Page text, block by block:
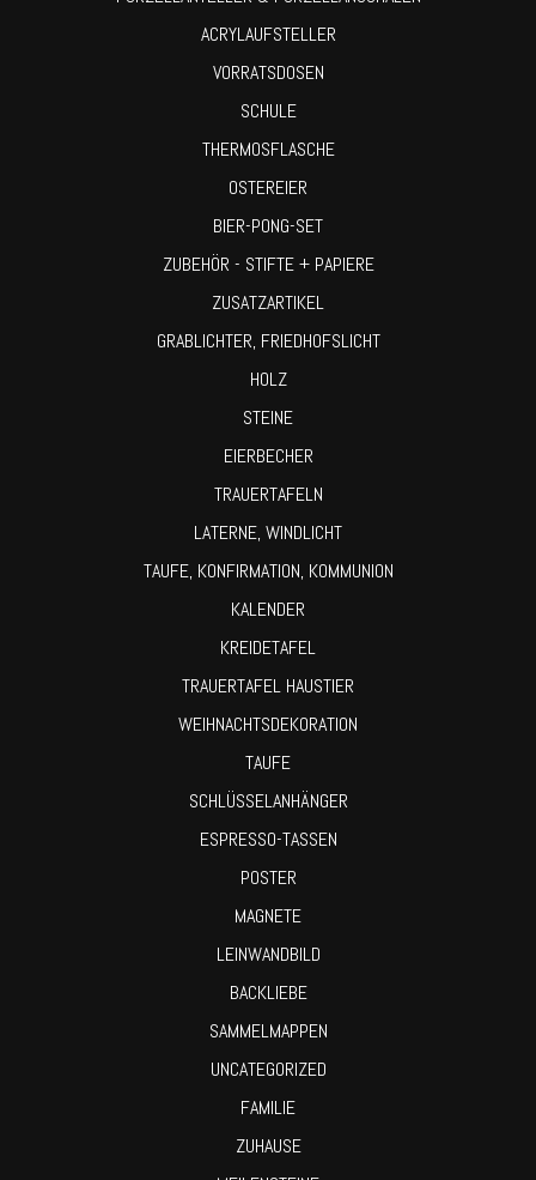
ACRYLAUFSTELLER
VORRATSDOSEN
SCHULE
THERMOSFLASCHE
OSTEREIER
BIER-PONG-SET
ZUBEHÖR - STIFTE + PAPIERE
ZUSATZARTIKEL
GRABLICHTER, FRIEDHOFSLICHT
HOLZ
STEINE
EIERBECHER
TRAUERTAFELN
LATERNE, WINDLICHT
TAUFE, KONFIRMATION, KOMMUNION
KALENDER
KREIDETAFEL
TRAUERTAFEL HAUSTIER
WEIHNACHTSDEKORATION
TAUFE
SCHLÜSSELANHÄNGER
ESPRESSO-TASSEN
POSTER
MAGNETE
LEINWANDBILD
BACKLIEBE
SAMMELMAPPEN
UNCATEGORIZED
FAMILIE
ZUHAUSE